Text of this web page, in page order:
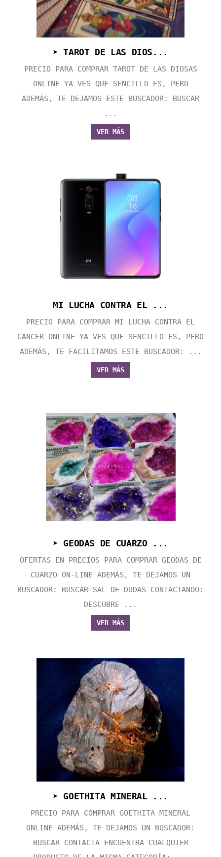
➤ TAROT DE LAS DIOS...
PRECIO PARA COMPRAR TAROT DE LAS DIOSAS
ONLINE YA VES QUE SENCILLO ES, PERO
ADEMÁS, TE DEJAMOS ESTE BUSCADOR: BUSCAR
...
VER MÁS
MI LUCHA CONTRA EL ...
PRECIO PARA COMPRAR MI LUCHA CONTRA EL
CANCER ONLINE YA VES QUE SENCILLO ES, PERO
ADEMÁS, TE FACILITAMOS ESTE BUSCADOR: ...
VER MÁS
➤ GEODAS DE CUARZO ...
OFERTAS EN PRECIOS PARA COMPRAR GEODAS DE
CUARZO ON-LINE ADEMÁS, TE DEJAMOS UN
BUSCADOR: BUSCAR SAL DE DUDAS CONTACTANDO:
DESCUBRE ...
VER MÁS
➤ GOETHITA MINERAL ...
PRECIO PARA COMPRAR GOETHITA MINERAL
ONLINE ADEMÁS, TE DEJAMOS UN BUSCADOR:
BUSCAR CONTACTA ENCUENTRA CUALQUIER